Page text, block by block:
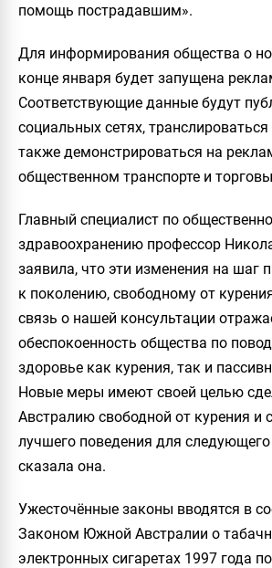
помощь пострадавшим».
Для информирования общества о
конце января будет запущена
Соответствующие данные будут
социальных сетях,
также демонстрироваться на
общественном транспорте и
Главный специалист по
здравоохранению профессор
заявила, что эти изменения на шаг
к поколению, свободному от
связь о нашей консультации
обеспокоенность общества по
здоровье как курения, так и
Новые меры имеют своей целью
Австралию свободной от курения и
лучшего поведения для
сказала она.
Ужесточённые законы вводятся в
Законом Южной Австралии о
электронных сигаретах 1997 года